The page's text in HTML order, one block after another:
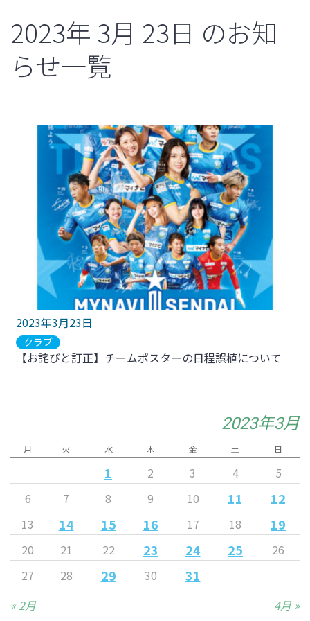
2023年 3月 23日 のお知
らせ一覧
2023年3月23日
クラブ
【お詫びと訂正】チームポスターの日程誤植について
2023年3月
月 火 水 木 金 土 日
1 2 3 4
5
6
7 8 9 10 11 12
13 14 15 16 17 18 19
20 21 22 23 24 25
26
27
28 29 30 31
« 2月 4月 »